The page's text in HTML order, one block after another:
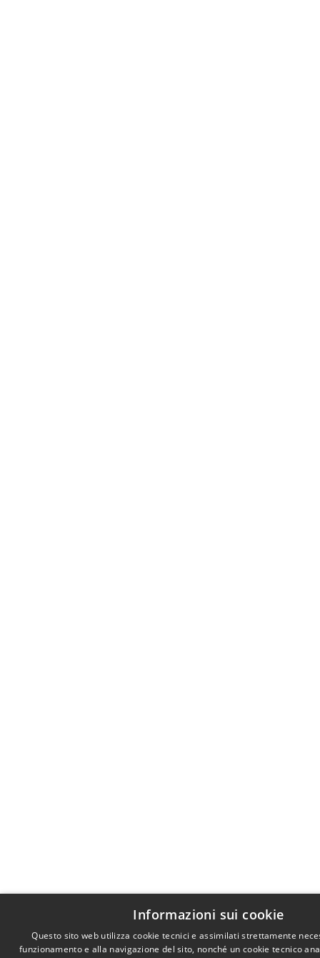
Informazioni sui cookie
Questo sito web utilizza cookie tecnici e assimilati strettamente
funzionamento e alla navigazione del sito, nonché un cookie tecnico